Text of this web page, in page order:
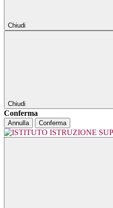
Chiudi
Chiudi
Conferma
Annulla Conferma